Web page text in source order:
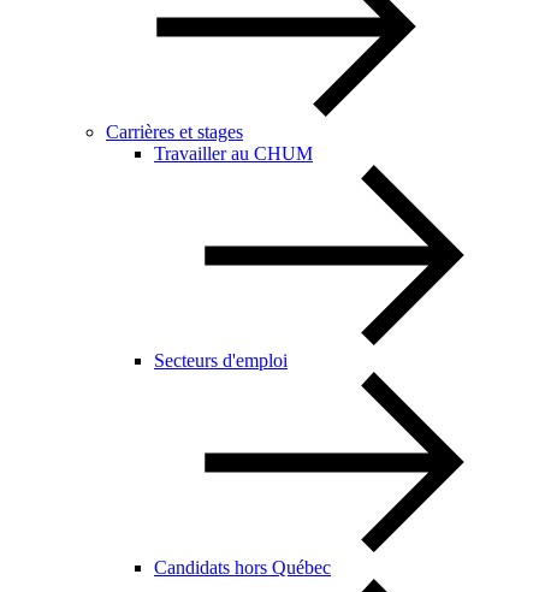
Carrières et stages
Travailler au CHUM
Secteurs d'emploi
Candidats hors Québec